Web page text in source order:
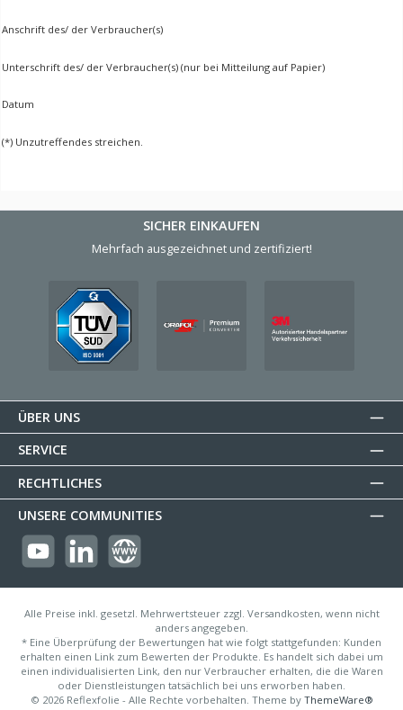
Anschrift des/ der Verbraucher(s)
Unterschrift des/ der Verbraucher(s) (nur bei Mitteilung auf Papier)
Datum
(*) Unzutreffendes streichen.
SICHER EINKAUFEN
Mehrfach ausgezeichnet und zertifiziert!
ÜBER UNS
SERVICE
RECHTLICHES
UNSERE COMMUNITIES
https://youtube.com/@reflectogmbh2119?si=Oew0U3xn87ZcBMoM
LinkedIn Website
Alle Preise inkl. gesetzl. Mehrwertsteuer zzgl. Versandkosten, wenn nicht
anders angegeben.
* Eine Überprüfung der Bewertungen hat wie folgt stattgefunden: Kunden
erhalten einen Link zum Bewerten der Produkte. Es handelt sich dabei um
einen individualisierten Link, den nur Verbraucher erhalten, die die Waren
oder Dienstleistungen tatsächlich bei uns erworben haben.
© 2026 Reflexfolie - Alle Rechte vorbehalten. Theme by ThemeWare®